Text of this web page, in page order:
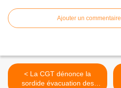
Ajouter un commentaire
< La CGT dénonce la
sordide évacuation des